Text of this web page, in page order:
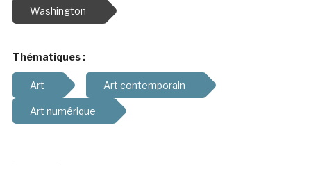
Washington
Thématiques :
Art Art contemporain
Art numérique